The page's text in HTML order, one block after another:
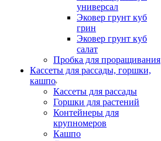
универсал
Эковер грунт куб
грин
Эковер грунт куб
салат
Пробка для проращивания
Кассеты для рассады, горшки,
кашпо
Кассеты для рассады
Горшки для растений
Контейнеры для
крупномеров
Кашпо